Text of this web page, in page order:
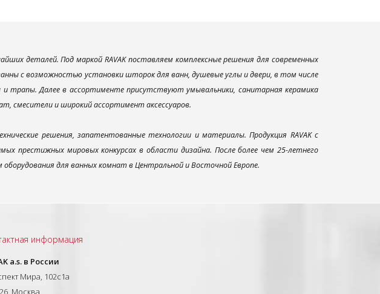
деталей. Под маркой RAVAK поставляем комплексные решения для современных
с возможностью установки шторок для ванн, душевые углы и двери, в том числе
трапы. Далее в ассортименте присутствуют умывальники, санитарная керамика
смесители и широкий ассортимент аксессуаров.
решения, запатентованные технологии и материалы. Продукция RAVAK с
престижных мировых конкурсах в области дизайна. После более чем 25-летнего
для ванных комнат в Центральной и Восточной Европе.
информация
a.s. в России
Мира, 102с1а
Москва